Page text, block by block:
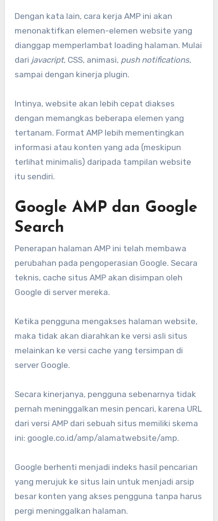
Dengan kata lain, cara kerja AMP ini akan
menonaktifkan elemen-elemen website yang
dianggap memperlambat loading halaman. Mulai
dari javacript, CSS, animasi, push notifications,
sampai dengan kinerja plugin.
Intinya, website akan lebih cepat diakses
dengan memangkas beberapa elemen yang
tertanam. Format AMP lebih mementingkan
informasi atau konten yang ada (meskipun
terlihat minimalis) daripada tampilan website
itu sendiri.
Google AMP dan Google
Search
Penerapan halaman AMP ini telah membawa
perubahan pada pengoperasian Google. Secara
teknis, cache situs AMP akan disimpan oleh
Google di server mereka.
Ketika pengguna mengakses halaman website,
maka tidak akan diarahkan ke versi asli situs
melainkan ke versi cache yang tersimpan di
server Google.
Secara kinerjanya, pengguna sebenarnya tidak
pernah meninggalkan mesin pencari, karena URL
dari versi AMP dari sebuah situs memiliki skema
ini: google.co.id/amp/alamatwebsite/amp.
Google berhenti menjadi indeks hasil pencarian
yang merujuk ke situs lain untuk menjadi arsip
besar konten yang akses pengguna tanpa harus
pergi meninggalkan halaman.